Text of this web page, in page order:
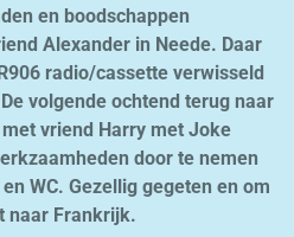
en boodschappen
Alexander in Neede. Daar
radio/cassette verwisseld
volgende ochtend terug naar
vriend Harry met Joke
door te nemen
WC. Gezellig gegeten en om
naar Frankrijk.